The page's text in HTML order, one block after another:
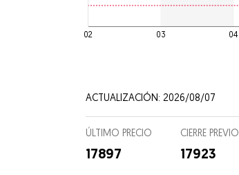
02 03 04
ACTUALIZACIÓN: 2026/08/07
ÚLTIMO PRECIO
17897
CIERRE PREVIO
17923